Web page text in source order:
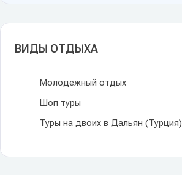
ВИДЫ ОТДЫХА
Молодежный отдых
Шоп туры
Туры на двоих в Дальян (Турция)